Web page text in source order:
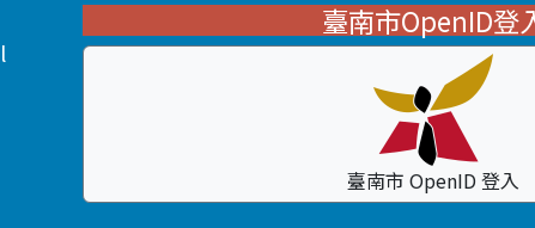
臺南市OpenID登
臺南市 OpenID 登入